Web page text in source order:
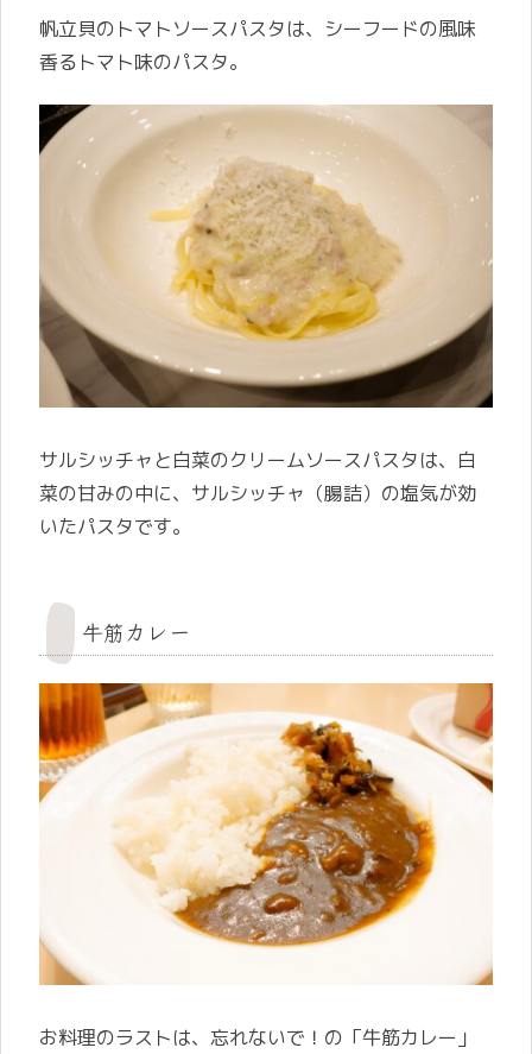
帆立貝のトマトソースパスタは、シーフードの風味
香るトマト味のパスタ。
サルシッチャと白菜のクリームソースパスタは、白
菜の甘みの中に、サルシッチャ（腸詰）の塩気が効
いたパスタです。
牛筋カレー
お料理のラストは、忘れないで！の「牛筋カレー」